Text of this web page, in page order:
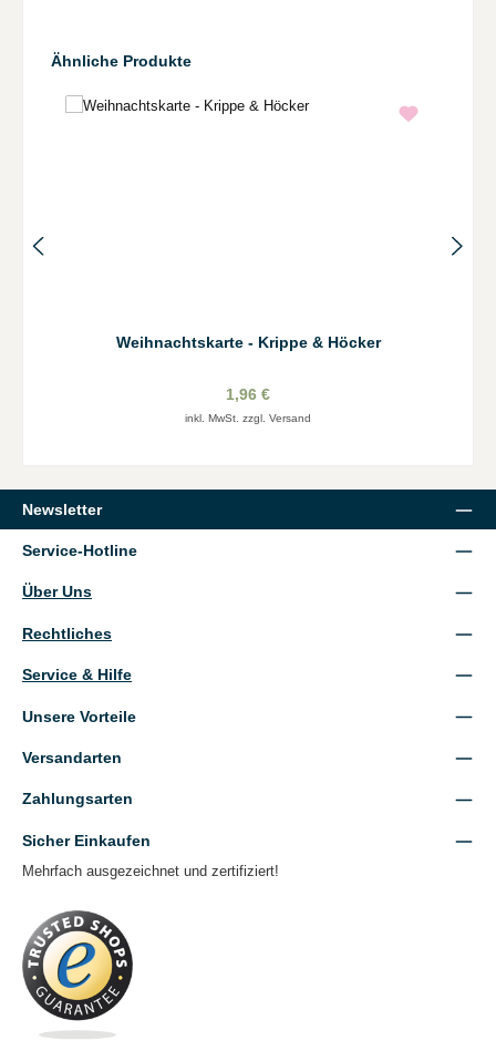
Produktgalerie überspringen
Ähnliche Produkte
Weihnachtskarte - Krippe & Höcker
1,96 €
inkl. MwSt. zzgl. Versand
Newsletter
Service-Hotline
Über Uns
Rechtliches
Service & Hilfe
Unsere Vorteile
Versandarten
Zahlungsarten
Sicher Einkaufen
Mehrfach ausgezeichnet und zertifiziert!